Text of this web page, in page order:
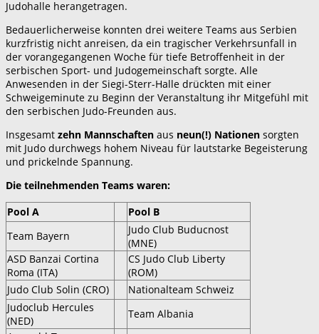
Judohalle herangetragen.
Bedauerlicherweise konnten drei weitere Teams aus Serbien
kurzfristig nicht anreisen, da ein tragischer Verkehrsunfall in
der vorangegangenen Woche für tiefe Betroffenheit in der
serbischen Sport- und Judogemeinschaft sorgte. Alle
Anwesenden in der Siegi-Sterr-Halle drückten mit einer
Schweigeminute zu Beginn der Veranstaltung ihr Mitgefühl mit
den serbischen Judo-Freunden aus.
Insgesamt zehn Mannschaften aus neun(!) Nationen sorgten
mit Judo durchwegs hohem Niveau für lautstarke Begeisterung
und prickelnde Spannung.
Die teilnehmenden Teams waren:
Pool A
Pool B
Team Bayern
Judo Club Buducnost
(MNE)
ASD Banzai Cortina
Roma (ITA)
CS Judo Club Liberty
(ROM)
Judo Club Solin (CRO)
Nationalteam Schweiz
Judoclub Hercules
(NED)
Team Albania